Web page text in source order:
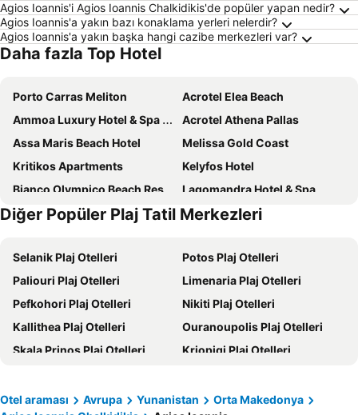
Agios Ioannis'i Agios Ioannis Chalkidikis'de popüler yapan nedir?
Agios Ioannis'a yakın bazı konaklama yerleri nelerdir?
Agios Ioannis'a yakın başka hangi cazibe merkezleri var?
Daha fazla Top Hotel
Porto Carras Meliton
Acrotel Elea Beach
Ammoa Luxury Hotel & Spa Resort
Acrotel Athena Pallas
Assa Maris Beach Hotel
Melissa Gold Coast
Kritikos Apartments
Kelyfos Hotel
Bianco Olympico Beach Resort by Anayia All Inclusive Resorts
Lagomandra Hotel & Spa
Royalty Suites Seaside
Porfi Beach Hotel
Hotel Simeon
Acrotel Lily Ann Village
Aria Seaside Retreat - ex. Regos Resort Hotel
Acrotel Lilyann Boutique Hotel
Antigoni Seaside Resort
Oliva Suites
Angelina Hotel
Casa Bloo Adults Only
Dream Boutique Apartments
Hotel Petunia
Villa Askamnia And Suites
Akrotiri Hotel
Diğer Popüler Plaj Tatil Merkezleri
Selanik Plaj Otelleri
Potos Plaj Otelleri
Paliouri Plaj Otelleri
Limenaria Plaj Otelleri
Pefkohori Plaj Otelleri
Nikiti Plaj Otelleri
Kallithea Plaj Otelleri
Ouranoupolis Plaj Otelleri
Skala Prinos Plaj Otelleri
Kriopigi Plaj Otelleri
Polychrono Plaj Otelleri
Afitos Plaj Otelleri
Otel araması Avrupa Yunanistan
Orta Makedonya